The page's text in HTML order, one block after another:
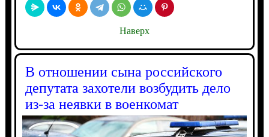
Наверх
В отношении сына российского
депутата захотели возбудить дело
из-за неявки в военкомат